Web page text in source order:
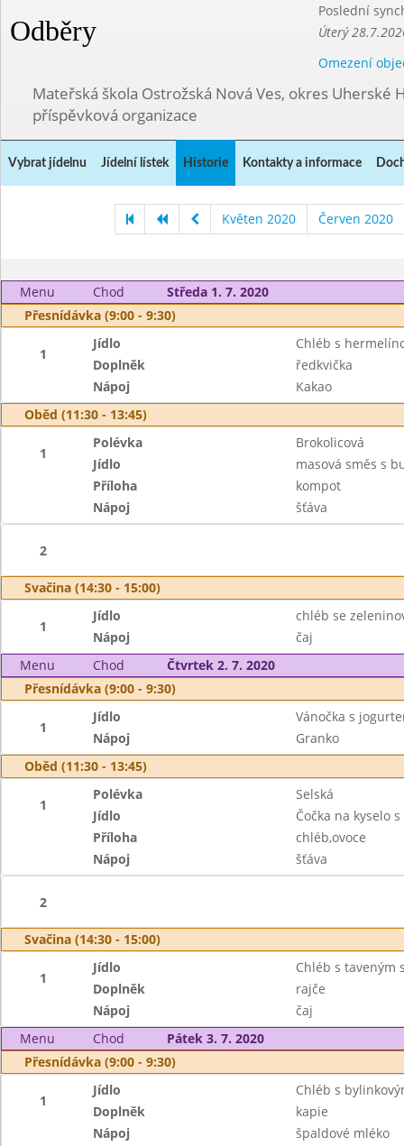
Odběry
Poslední
Úterý
Omezení
Mateřská škola Ostrožská Nová Ves, okres Uherské
příspěvková organizace
Vybrat jídelnu Jídelní lístek Historie Kontakty a informace
Květen 2020 Červen 2020
Menu Chod
Středa 1. 7. 2020
Přesnídávka (9:00 - 9:30)
1
Jídlo
Chléb s
Doplněk
ředkvička
Nápoj
Kakao
Oběd (11:30 - 13:45)
1
Polévka
Brokolicová
Jídlo
masová směs s
Příloha
kompot
Nápoj
šťáva
2
Svačina (14:30 - 15:00)
1
Jídlo
chléb se
Nápoj
čaj
Menu
Chod
Čtvrtek 2. 7. 2020
Přesnídávka (9:00 - 9:30)
1
Jídlo
Vánočka s
Nápoj
Granko
Oběd (11:30 - 13:45)
1
Polévka
Selská
Jídlo
Čočka na kyselo
Příloha
chléb,ovoce
Nápoj
šťáva
2
Svačina (14:30 - 15:00)
1
Jídlo
Chléb s taveným
Doplněk
rajče
Nápoj
čaj
Menu
Chod
Pátek 3. 7. 2020
Přesnídávka (9:00 - 9:30)
1
Jídlo
Chléb s
Doplněk
kapie
Nápoj
špaldové mléko